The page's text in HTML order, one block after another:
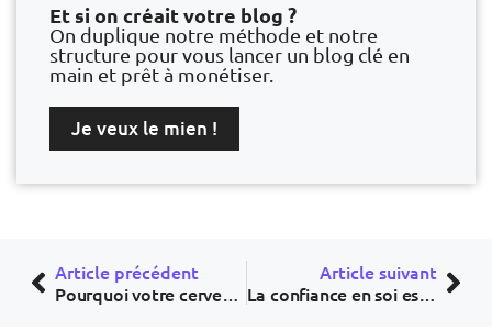
Et si on créait votre blog ?
On duplique notre méthode et notre
structure pour vous lancer un blog clé en
main et prêt à monétiser.
Je veux le mien !
Article précédent
Pourquoi votre cerveau aime (vraiment) l’effort
Article suivant
La confiance en soi est-elle vraiment innée ?